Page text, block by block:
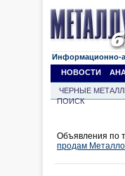
Информационно-
НОВОСТИ
ЧЕРНЫЕ
ПОИСК
Объявления по
продам